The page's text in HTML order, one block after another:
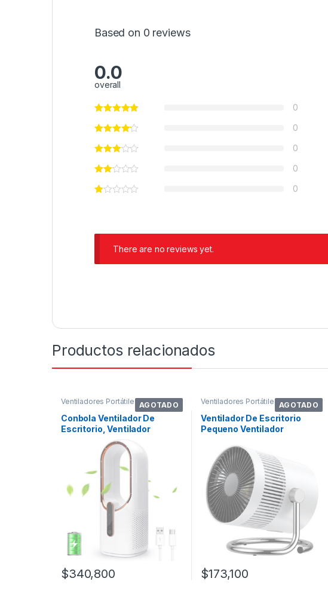
Based on 0 reviews
0.0
overall
0
0
0
0
0
There are no reviews yet.
Productos relacionados
AGOTADO
Ventiladores Portátiles
Conbola Ventilador De
Escritorio, Ventilador
Silencioso Sin
$340,800
AGOTADO
Ventiladores Portátiles
Ventilador De Escritorio
Pequeno Ventilador
$173,100